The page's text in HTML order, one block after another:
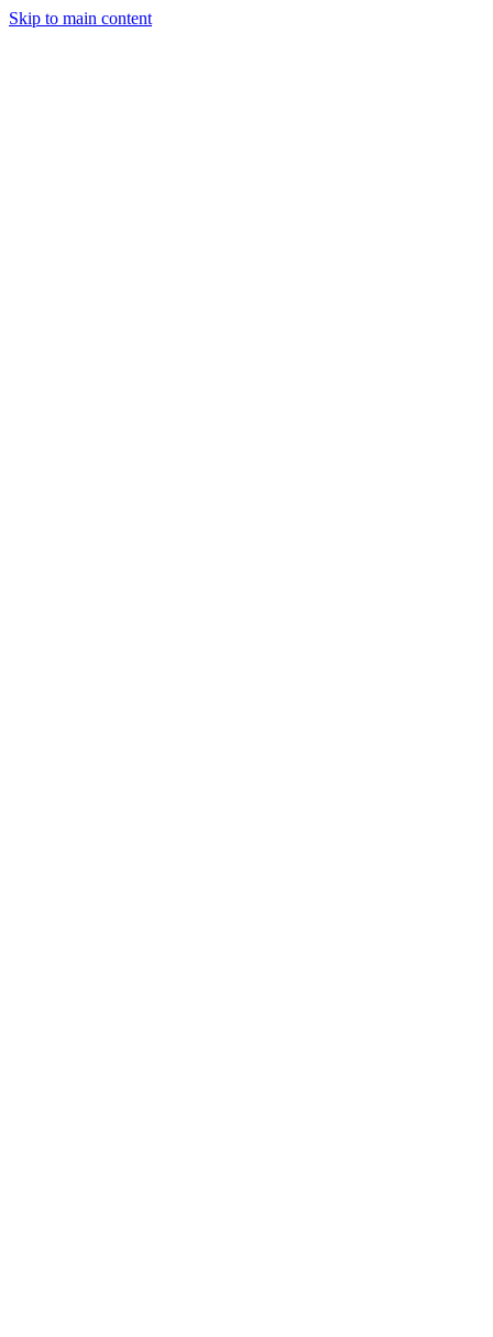
Skip to main content